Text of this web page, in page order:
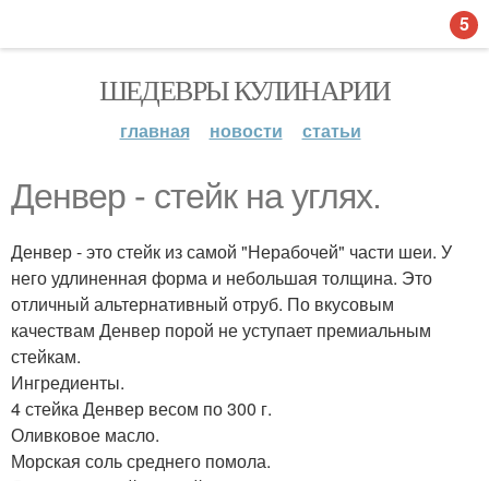
ШЕДЕВРЫ КУЛИНАРИИ
главная новости статьи
Денвер - стейк на углях.
Денвер - это стейк из самой "Нерабочей" части шеи. У
него удлиненная форма и небольшая толщина. Это
отличный альтернативный отруб. По вкусовым
качествам Денвер порой не уступает премиальным
стейкам.
Ингредиенты.
4 стейка Денвер весом по 300 г.
Оливковое масло.
Морская соль среднего помола.
5